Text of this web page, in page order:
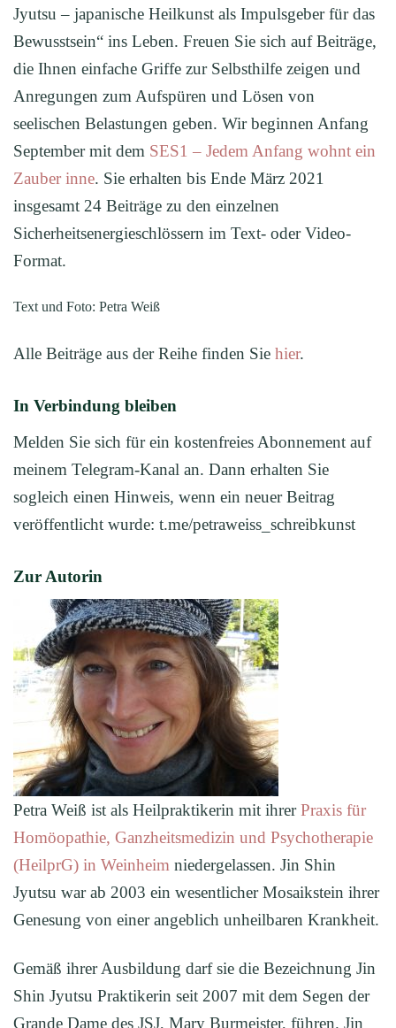
Jyutsu – japanische Heilkunst als Impulsgeber für das
Bewusstsein“ ins Leben. Freuen Sie sich auf Beiträge,
die Ihnen einfache Griffe zur Selbsthilfe zeigen und
Anregungen zum Aufspüren und Lösen von
seelischen Belastungen geben. Wir beginnen Anfang
September mit dem SES1 – Jedem Anfang wohnt ein
Zauber inne. Sie erhalten bis Ende März 2021
insgesamt 24 Beiträge zu den einzelnen
Sicherheitsenergieschlössern im Text- oder Video-
Format.
Text und Foto: Petra Weiß
Alle Beiträge aus der Reihe finden Sie hier.
In Verbindung bleiben
Melden Sie sich für ein kostenfreies Abonnement auf
meinem Telegram-Kanal an. Dann erhalten Sie
sogleich einen Hinweis, wenn ein neuer Beitrag
veröffentlicht wurde: t.me/petraweiss_schreibkunst
Zur Autorin
Petra Weiß ist als Heilpraktikerin mit ihrerPraxis für
Homöopathie, Ganzheitsmedizin und Psychotherapie
(HeilprG) in Weinheim niedergelassen. Jin Shin
Jyutsu war ab 2003 ein wesentlicher Mosaikstein ihrer
Genesung von einer angeblich unheilbaren Krankheit.
Gemäß ihrer Ausbildung darf sie die Bezeichnung Jin
Shin Jyutsu Praktikerin seit 2007 mit dem Segen der
Grande Dame des JSJ, Mary Burmeister, führen. Jin